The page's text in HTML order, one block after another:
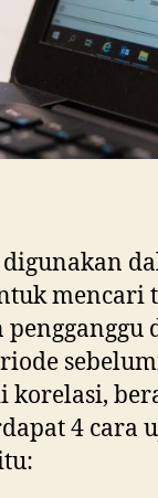
mencari
korelasi,
4 cara